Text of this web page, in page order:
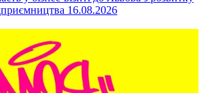
16.08.2026